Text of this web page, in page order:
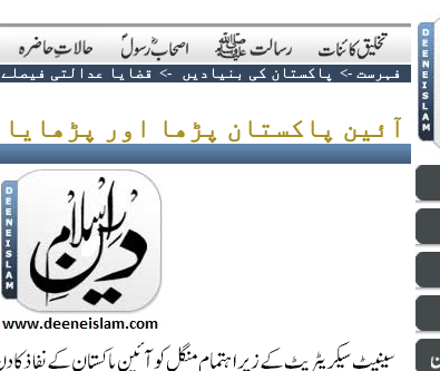
فہرست -> پاکستان کی بنیادیں -> قضایا عدالتی فیصلے